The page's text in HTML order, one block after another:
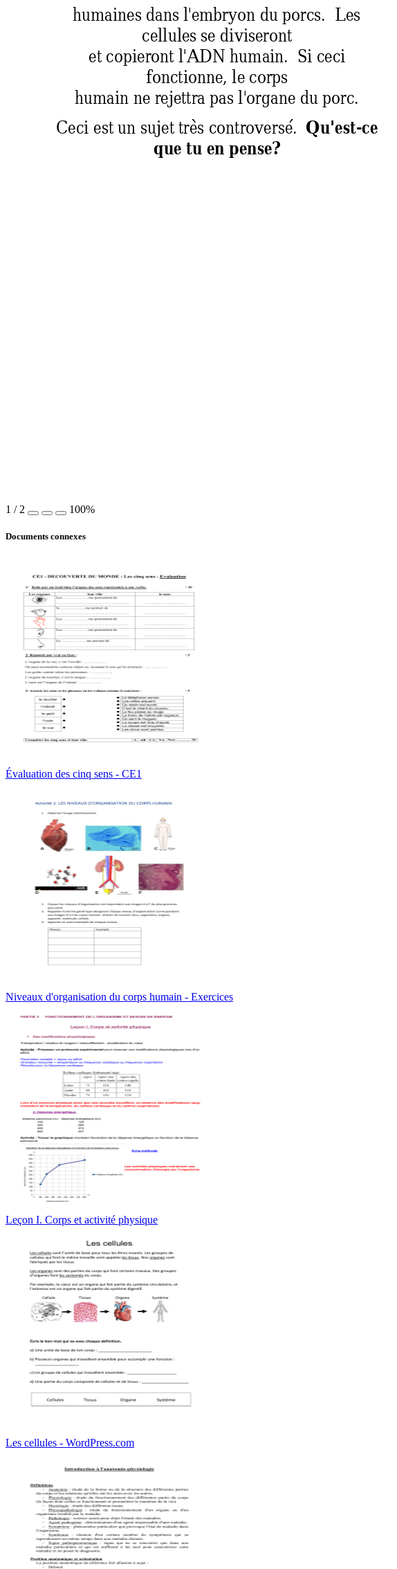
humaines dans l'embryon du porcs.  Les
cellules se diviseront
et copieront l'ADN humain.  Si ceci
fonctionne, le corps
humain ne rejettra pas l'organe du porc.
Ceci est un sujet très controversé. Qu'est-ce
que tu en pense?
1 / 2 100%
Documents connexes
Évaluation des cinq sens - CE1
Niveaux d'organisation du corps humain - Exercices
Leçon I. Corps et activité physique
Les cellules - WordPress.com